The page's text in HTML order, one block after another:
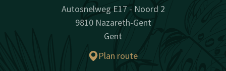
Autosnelweg E17 - Noord 2
9810 Nazareth-Gent
Gent
Plan route